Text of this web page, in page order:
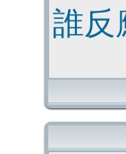
誰反